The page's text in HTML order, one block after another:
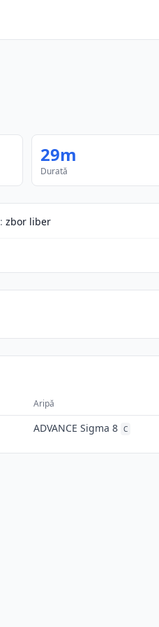
29m
Durată
: zbor liber
Aripă
ADVANCE Sigma 8 C